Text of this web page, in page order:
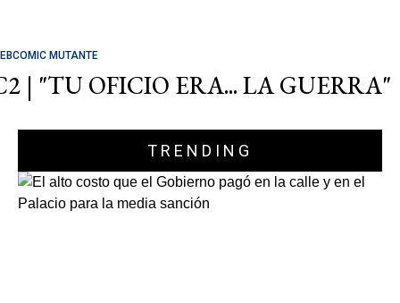
MUTANTE
| "TU OFICIO ERA... LA GUERRA"
TRENDING